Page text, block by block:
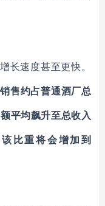
长速度甚至更快。
售约占普通酒厂总
平均飙升至总收入
该比重将会增加到